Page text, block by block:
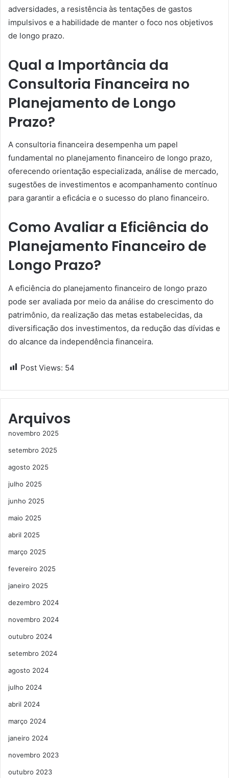
adversidades, a resistência às tentações de gastos
impulsivos e a habilidade de manter o foco nos objetivos
de longo prazo.
Qual a Importância da
Consultoria Financeira no
Planejamento de Longo
Prazo?
A consultoria financeira desempenha um papel
fundamental no planejamento financeiro de longo prazo,
oferecendo orientação especializada, análise de mercado,
sugestões de investimentos e acompanhamento contínuo
para garantir a eficácia e o sucesso do plano financeiro.
Como Avaliar a Eficiência do
Planejamento Financeiro de
Longo Prazo?
A eficiência do planejamento financeiro de longo prazo
pode ser avaliada por meio da análise do crescimento do
patrimônio, da realização das metas estabelecidas, da
diversificação dos investimentos, da redução das dívidas e
do alcance da independência financeira.
Post Views: 54
Arquivos
novembro 2025
setembro 2025
agosto 2025
julho 2025
junho 2025
maio 2025
abril 2025
março 2025
fevereiro 2025
janeiro 2025
dezembro 2024
novembro 2024
outubro 2024
setembro 2024
agosto 2024
julho 2024
abril 2024
março 2024
janeiro 2024
novembro 2023
outubro 2023